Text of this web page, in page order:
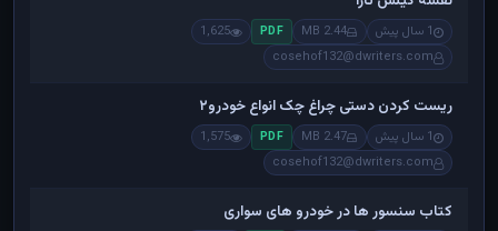
1 سال پیش 2.44 MB
PDF
1,625
cosehof132@dwriters.com
ریست کردن دستی چراغ چک انواع خودرو۲
1 سال پیش 2.47 MB
PDF
1,575
cosehof132@dwriters.com
کتاب سنسور ها در خودرو های سواری